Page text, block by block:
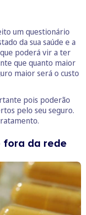
um questionário
da sua saúde e a
poderá vir a ter
que quanto maior
maior será o custo
pois poderão
pelo seu seguro.
fora da rede